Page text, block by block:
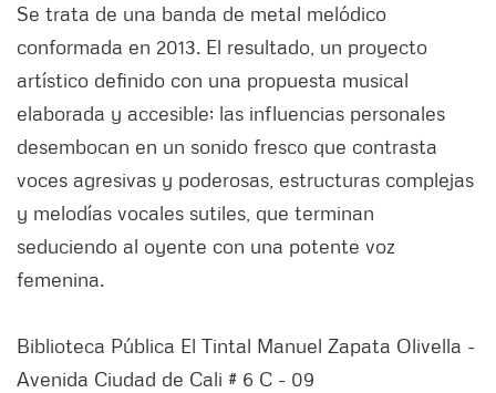
Se trata de una banda de metal melódico
conformada en 2013. El resultado, un proyecto
artístico definido con una propuesta musical
elaborada y accesible; las influencias personales
desembocan en un sonido fresco que contrasta
voces agresivas y poderosas, estructuras complejas
y melodías vocales sutiles, que terminan
seduciendo al oyente con una potente voz
femenina.
Biblioteca Pública El Tintal Manuel Zapata Olivella -
Avenida Ciudad de Cali # 6 C - 09